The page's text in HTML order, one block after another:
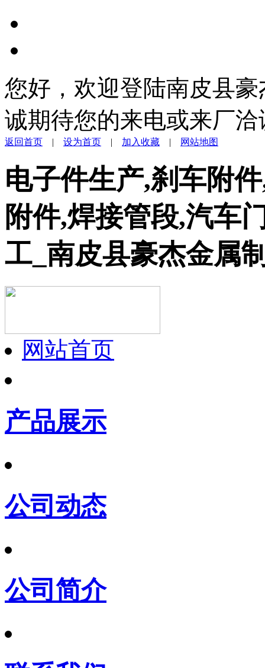
您好，欢迎登陆南皮县
诚期待您的来电或来厂洽
返回首页 | 设为首页 | 加入收藏 | 网站地图
电子件生产,刹车附
附件,焊接管段,汽车
工_南皮县豪杰金属
网站首页
产品展示
公司动态
公司简介